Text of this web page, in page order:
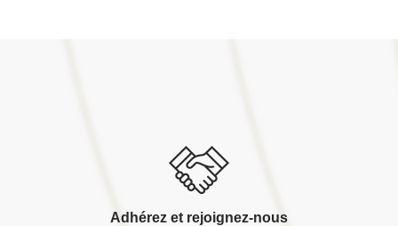
Adhérez et rejoignez-nous